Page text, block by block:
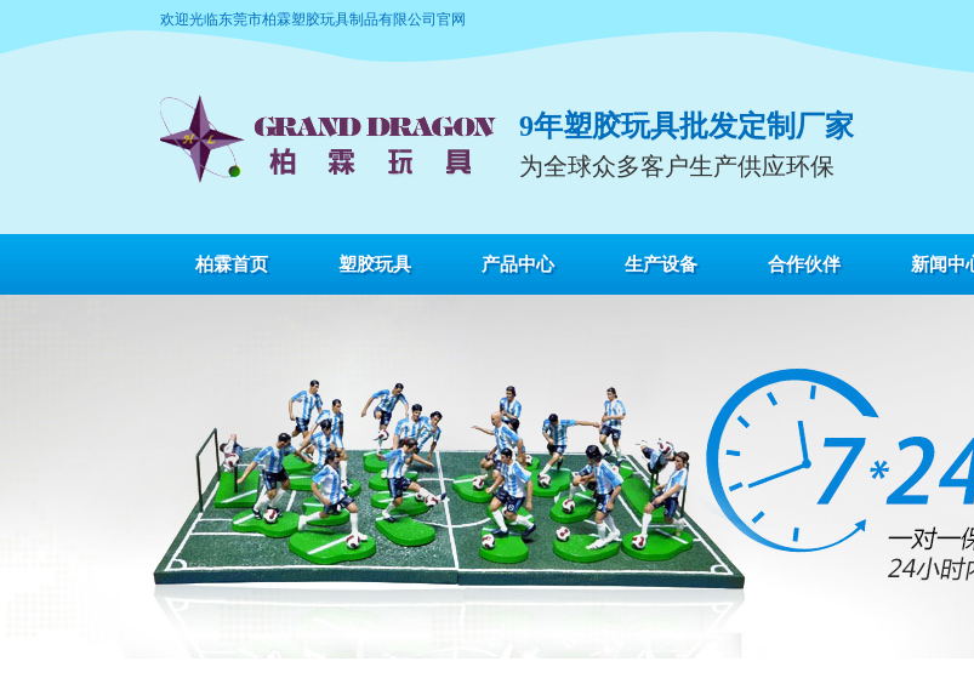
欢迎光临东莞市柏霖塑胶玩具制品有限公司官网
9年塑胶玩具批发定制厂家
为全球众多客户生产供应环保
柏霖首页 塑胶玩具 产品中心 生产设备 合作伙伴 新闻中